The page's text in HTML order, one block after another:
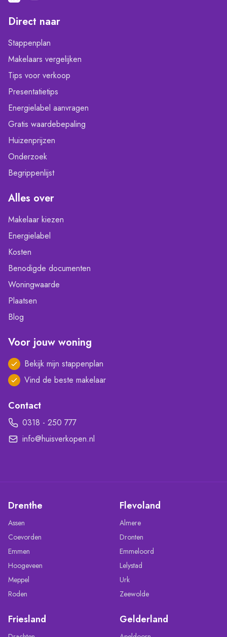
Direct naar
Stappenplan
Makelaars vergelijken
Tips voor verkoop
Presentatietips
Energielabel aanvragen
Gratis waardebepaling
Huizenprijzen
Onderzoek
Begrippenlijst
Alles over
Makelaar kiezen
Energielabel
Kosten
Benodigde documenten
Woningwaarde
Plaatsen
Blog
Voor jouw woning
Bekijk mijn stappenplan
Vind de beste makelaar
Contact
0318 - 250 777
info@huisverkopen.nl
Drenthe
Assen
Coevorden
Emmen
Hoogeveen
Meppel
Roden
Flevoland
Almere
Dronten
Emmeloord
Lelystad
Urk
Zeewolde
Friesland Gelderland